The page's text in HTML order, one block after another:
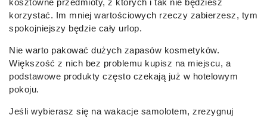
korzystać. Im mniej wartościowych rzeczy zabierzesz, tym
spokojniejszy będzie cały urlop.
Nie warto pakować dużych zapasów kosmetyków.
Większość z nich bez problemu kupisz na miejscu, a
podstawowe produkty często czekają już w hotelowym
pokoju.
Jeśli wybierasz się na wakacje samolotem, zrezygnuj